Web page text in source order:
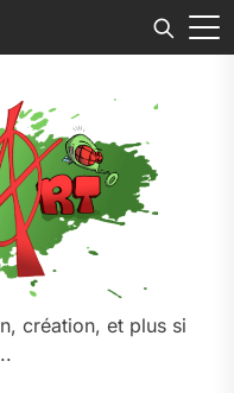
création, et plus si